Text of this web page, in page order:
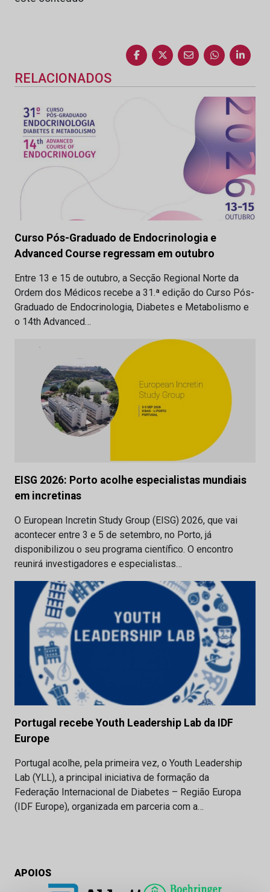
RELACIONADOS
Curso Pós-Graduado de Endocrinologia e
Advanced Course regressam em outubro
Entre 13 e 15 de outubro, a Secção Regional Norte da
Ordem dos Médicos recebe a 31.ª edição do Curso Pós-
Graduado de Endocrinologia, Diabetes e Metabolismo e
o 14th Advanced…
EISG 2026: Porto acolhe especialistas mundiais
em incretinas
O European Incretin Study Group (EISG) 2026, que vai
acontecer entre 3 e 5 de setembro, no Porto, já
disponibilizou o seu programa científico. O encontro
reunirá investigadores e especialistas…
Portugal recebe Youth Leadership Lab da IDF
Europe
Portugal acolhe, pela primeira vez, o Youth Leadership
Lab (YLL), a principal iniciativa de formação da
Federação Internacional de Diabetes – Região Europa
(IDF Europe), organizada em parceria com a…
APOIOS